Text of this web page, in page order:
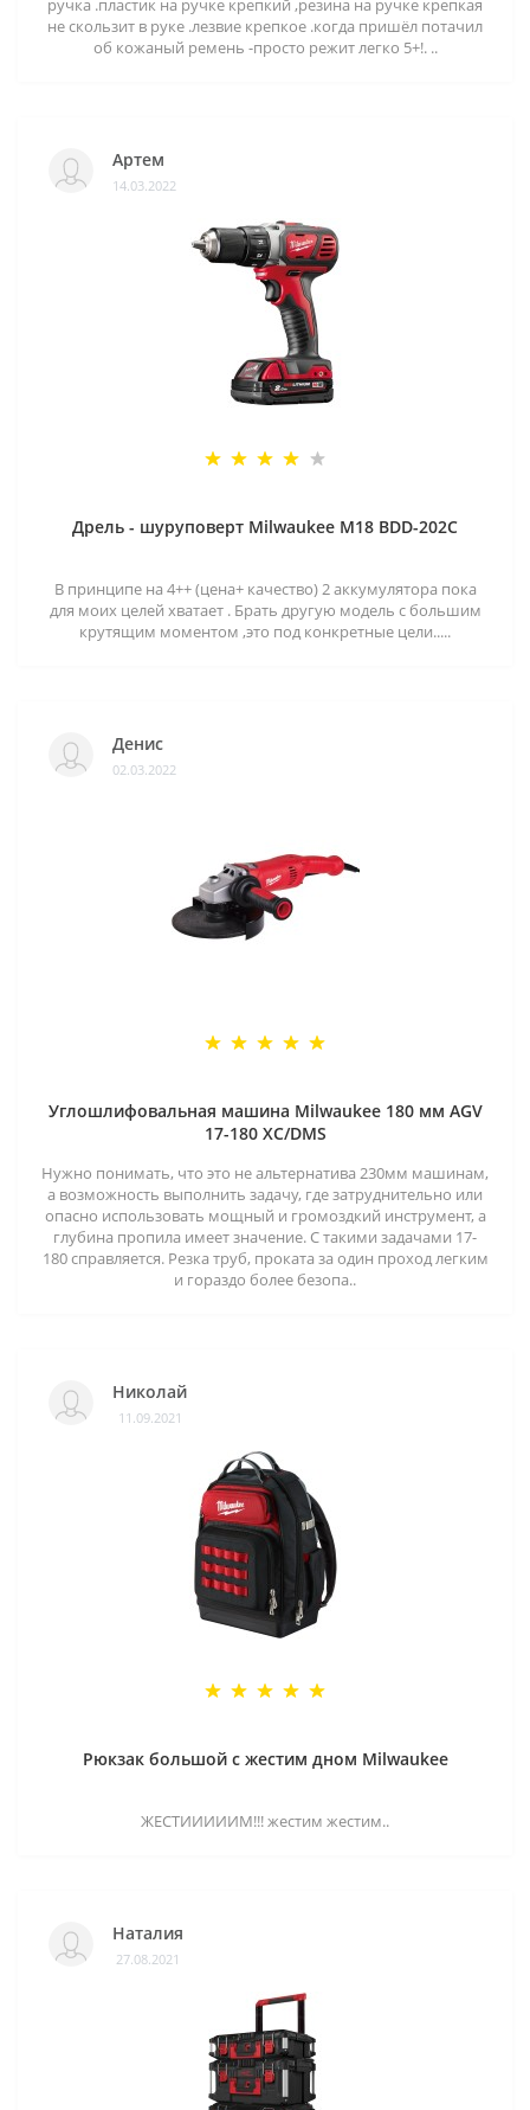
ручка .пластик на ручке крепкий ,резина на ручке крепкая
не скользит в руке .лезвие крепкое .когда пришёл потачил
об кожаный ремень -просто режит легко 5+!. ..
Артем
14.03.2022
Дрель - шуруповерт Milwaukee M18 BDD-202C
В принципе на 4++ (цена+ качество) 2 аккумулятора пока
для моих целей хватает . Брать другую модель с большим
крутящим моментом ,это под конкретные цели.....
Денис
02.03.2022
Углошлифовальная машина Milwaukee 180 мм AGV
17-180 XC/DMS
Нужно понимать, что это не альтернатива 230мм машинам,
а возможность выполнить задачу, где затруднительно или
опасно использовать мощный и громоздкий инструмент, а
глубина пропила имеет значение. С такими задачами 17-
180 справляется. Резка труб, проката за один проход легким
и гораздо более безопа..
Николай
11.09.2021
Рюкзак большой с жестим дном Milwaukee
ЖЕСТИИИИИМ!!! жестим жестим..
Наталия
27.08.2021